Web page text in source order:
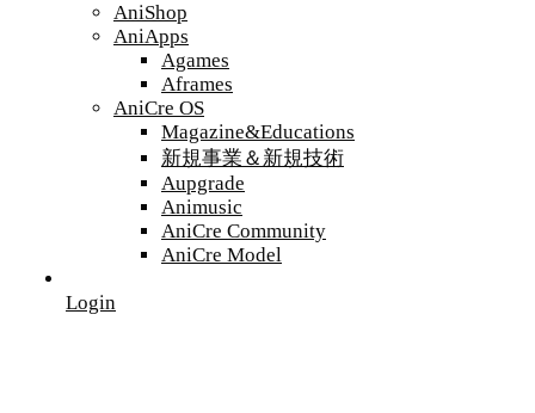
AniShop
AniApps
Agames
Aframes
AniCre OS
Magazine&Educations
新規事業＆新規技術
Aupgrade
Animusic
AniCre Community
AniCre Model
Login